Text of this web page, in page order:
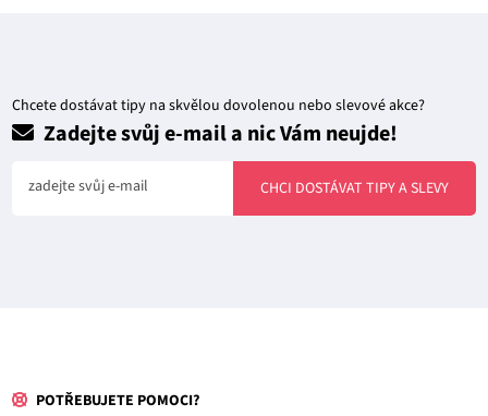
Chcete dostávat tipy na skvělou dovolenou nebo slevové akce?
Zadejte svůj e-mail a nic Vám neujde!
zadejte svůj e-mail CHCI DOSTÁVAT TIPY A SLEVY
POTŘEBUJETE POMOCI?